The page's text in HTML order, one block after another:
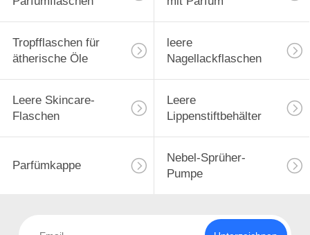
Tropfflaschen für
ätherische Öle
leere
Nagellackflaschen
Leere Skincare-
Flaschen
Leere
Lippenstiftbehälter
Parfümkappe
Nebel-Sprüher-
Pumpe